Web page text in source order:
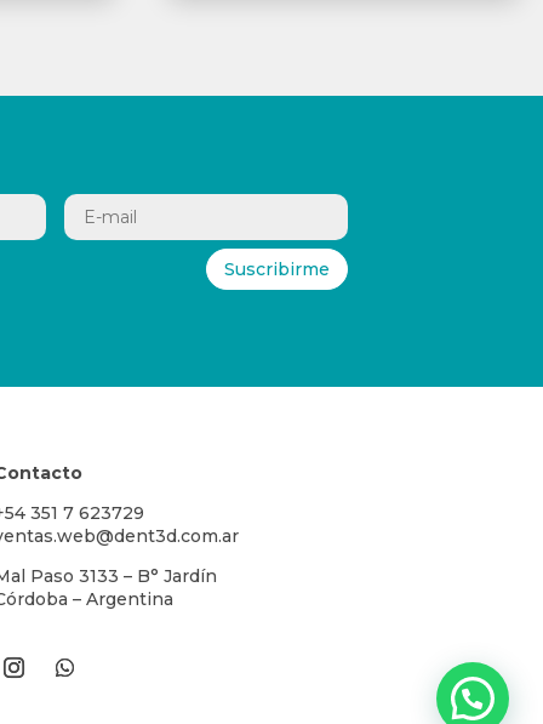
Suscribirme
351 7 623729
Paso 3133 – B° Jardín
– Argentina